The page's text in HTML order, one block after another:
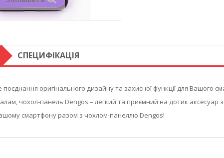
СПЕЦИФІКАЦІЯ
оригінального дизайну та захисної функції для Вашого
чохол-панель Dengos – легкий та приємний на дотик
смартфону разом з чохлом-панеллю Dengos!